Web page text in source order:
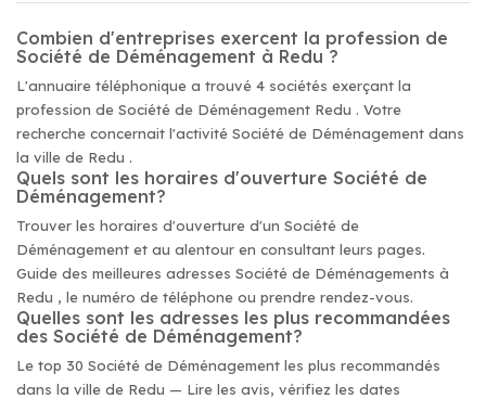
Combien d'entreprises exercent la profession de
Société de Déménagement à Redu ?
L'annuaire téléphonique a trouvé 4 sociétés exerçant la
profession de Société de Déménagement Redu . Votre
recherche concernait l'activité Société de Déménagement dans
la ville de Redu .
Quels sont les horaires d'ouverture Société de
Déménagement?
Trouver les horaires d'ouverture d'un Société de
Déménagement et au alentour en consultant leurs pages.
Guide des meilleures adresses Société de Déménagements à
Redu , le numéro de téléphone ou prendre rendez-vous.
Quelles sont les adresses les plus recommandées
des Société de Déménagement?
Le top 30 Société de Déménagement les plus recommandés
dans la ville de Redu — Lire les avis, vérifiez les dates